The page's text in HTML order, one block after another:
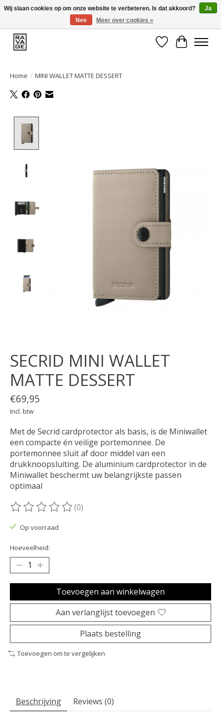
EEN GROOT ASSORTIMENT VAN TOP MERKEN!
Verlanglijst
Home / MINI WALLET MATTE DESSERT
SECRID MINI WALLET
MATTE DESSERT
€69,95
Incl. btw
Met de Secrid cardprotector als basis, is de Miniwallet
een compacte én veilige portemonnee. De
portemonnee sluit af door middel van een
drukknoopsluiting. De aluminium cardprotector in de
Miniwallet beschermt uw belangrijkste passen
optimaal
De beoordeling van dit product is
(0)
Op voorraad
Hoeveelheid:
Toevoegen aan winkelwagen
Aan verlanglijst toevoegen
Plaats bestelling
Toevoegen om te vergelijken
Beschrijving Reviews (0)
Wij slaan cookies op om onze website te verbeteren. Is dat akkoord?
Ja
Nee
Meer over cookies »